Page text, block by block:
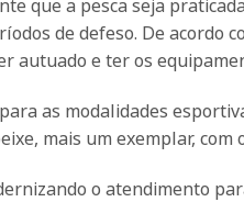
que a pesca seja
de defeso. De acordo
autuado e ter os
as modalidades
mais um exemplar,
o atendimento